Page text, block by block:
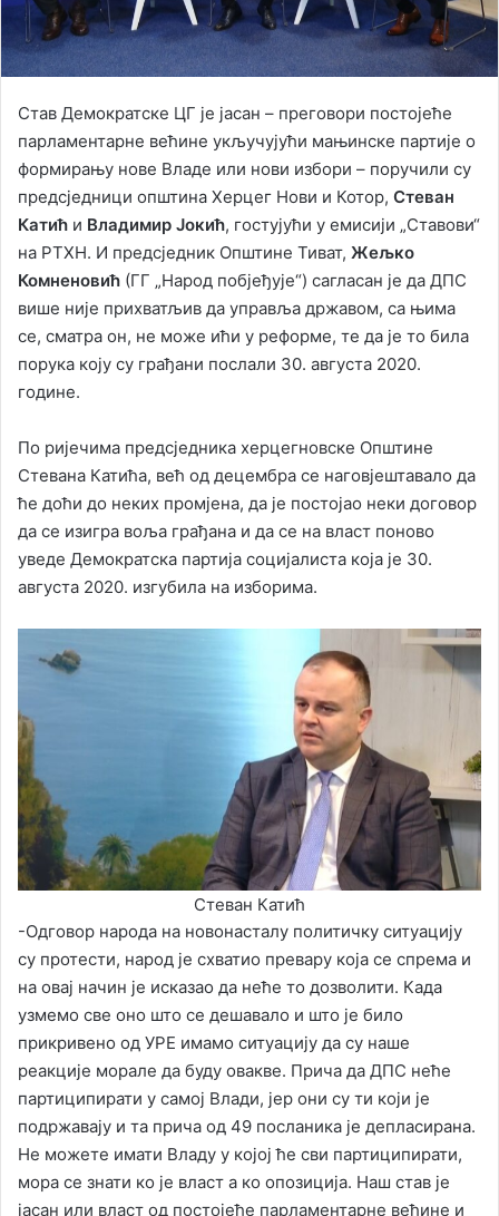
Став Демократске ЦГ је јасан – преговори постојеће
парламентарне већине укључујући мањинске партије о
формирању нове Владе или нови избори – поручили су
предсједници општина Херцег Нови и Котор, Стеван
Катић и Владимир Јокић, гостујући у емисији „Ставови“
на РТХН. И предсједник Општине Тиват, Жељко
Комненовић (ГГ „Народ побјеђује“) сагласан је да ДПС
више није прихватљив да управља државом, са њима
се, сматра он, не може ићи у реформе, те да је то била
порука коју су грађани послали 30. августа 2020.
године.
По ријечима предсједника херцегновске Општине
Стевана Катића, већ од децембра се наговјештавало да
ће доћи до неких промјена, да је постојао неки договор
да се изигра воља грађана и да се на власт поново
уведе Демократска партија социјалиста која је 30.
августа 2020. изгубила на изборима.
Стеван Катић
-Одговор народа на новонасталу политичку ситуацију
су протести, народ је схватио превару која се спрема и
на овај начин је исказао да неће то дозволити. Када
узмемо све оно што се дешавало и што је било
прикривено од УРЕ имамо ситуацију да су наше
реакције морале да буду овакве. Прича да ДПС неће
партиципирати у самој Влади, јер они су ти који је
подржавају и та прича од 49 посланика је депласирана.
Не можете имати Владу у којој ће сви партиципирати,
мора се знати ко је власт а ко опозиција. Наш став је
јасан или власт од постојеће парламентарне већине и